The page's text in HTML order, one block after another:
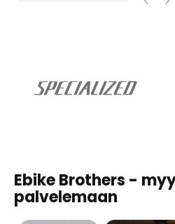
Ebike Brothers -
palvelemaan